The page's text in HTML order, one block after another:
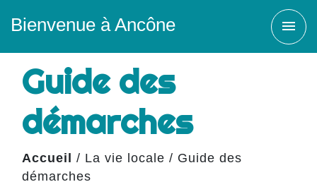
Bienvenue à Ancône menu
Guide des
démarches
Accueil / La vie locale / Guide des
démarches